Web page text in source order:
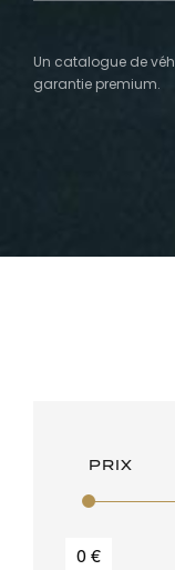
Un catalogue de
garantie premium.
PRIX
0 €